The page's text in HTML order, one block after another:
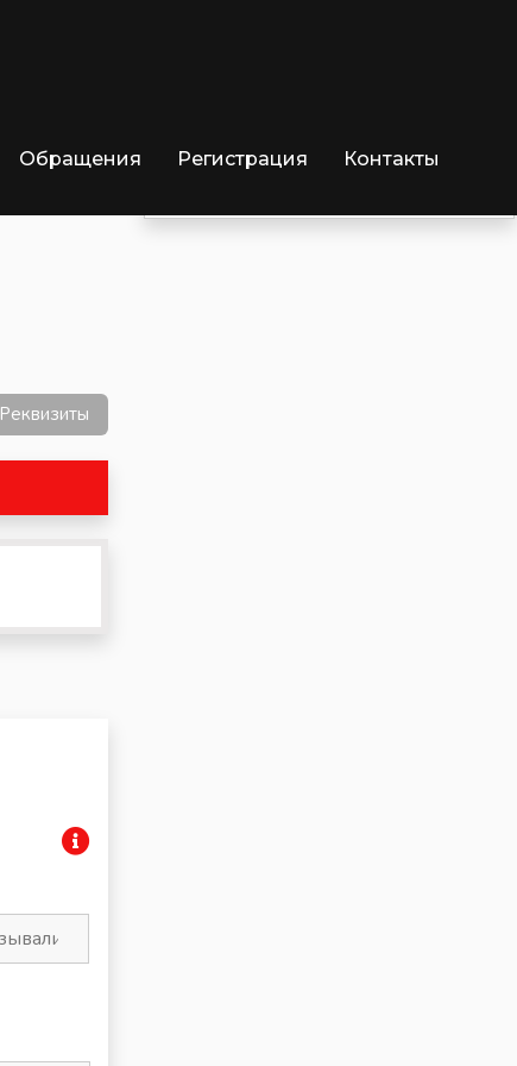
Обращения Регистрация Контакты
Реквизиты